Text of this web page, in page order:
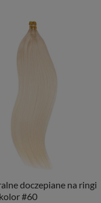
doczepiane na ringi
#60